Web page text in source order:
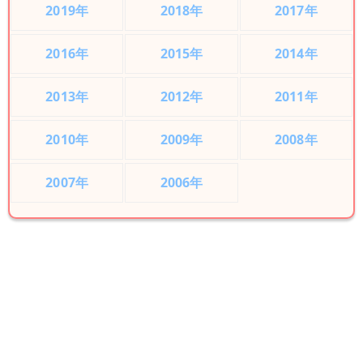
2019年 2018年 2017年
2016年 2015年 2014年
2013年 2012年 2011年
2010年 2009年 2008年
2007年 2006年